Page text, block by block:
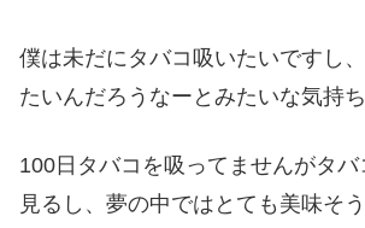
僕は未だにタバコ吸いたいですし
たいんだろうなーとみたいな気持ち
100日タバコを吸ってませんがタ
見るし、夢の中ではとても美味そ